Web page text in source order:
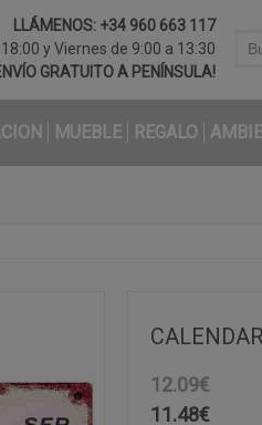
LLÁMENOS: +34 960 663 117
y Viernes de 9:00 a 13:30
GRATUITO A PENÍNSULA!
MUEBLE REGALO
12.09€
11.48€